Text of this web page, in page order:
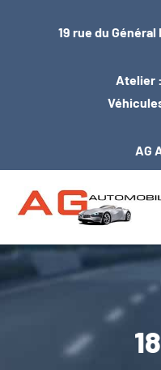
19 rue du
Atelier :
AG
ACCUEIL
ENTRETIEN / MÉCANIQUE